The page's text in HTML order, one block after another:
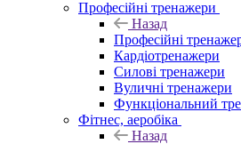
Професійні тренажери
Назад
Професійні
Кардіотренажери
Силові тренажери
Вуличні тренажери
Функціональний
Фітнес, аеробіка
Назад